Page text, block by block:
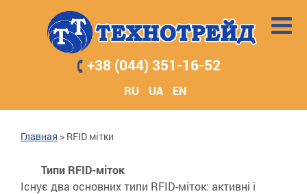
+38 (044) 351-16-52
RU UA EN
Главная > RFID мітки
Типи RFID-міток
Існує два основних типи RFID-міток: активні і